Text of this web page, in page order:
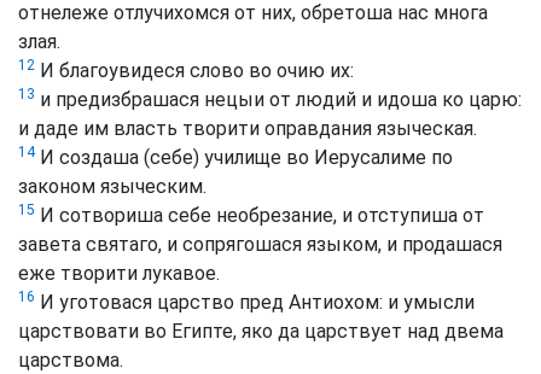
отнележе отлучихомся от них, обретоша нас многа
злая.
12 И благоувидеся слово во очию их:
13 и предизбрашася нецыи от людий и идоша ко царю:
и даде им власть творити оправдания языческая.
14И создаша (себе) училище во Иерусалиме по
законом языческим.
15 И сотвориша себе необрезание, и отступиша от
завета святаго, и сопрягошася языком, и продашася
еже творити лукавое.
16 И уготовася царство пред Антиохом: и умысли
царствовати во Египте, яко да царствует над двема
царствома.